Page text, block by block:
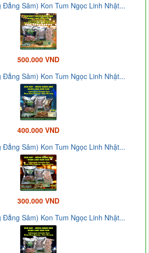
Đẳng Sâm) Kon Tum Ngọc Linh Nhật...
500.000 VND
Đẳng Sâm) Kon Tum Ngọc Linh Nhật...
400.000 VND
Đẳng Sâm) Kon Tum Ngọc Linh Nhật...
300.000 VND
Đẳng Sâm) Kon Tum Ngọc Linh Nhật...